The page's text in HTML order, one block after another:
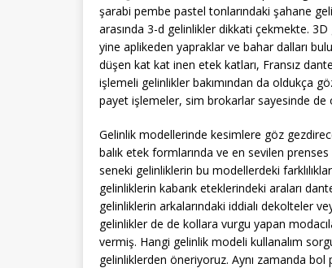
şarabi pembe pastel tonlarındaki şahane
arasında 3-d gelinlikler dikkati çekmekte.
yine aplikeden yapraklar ve bahar dalları
düşen kat kat inen etek katları, Fransız
işlemeli gelinlikler bakımından da oldukça
payet işlemeler, sim brokarlar sayesinde de
Gelinlik modellerinde kesimlere göz
balık etek formlarında ve en sevilen
seneki gelinliklerin bu modellerdeki
gelinliklerin kabarık eteklerindeki araları
gelinliklerin arkalarındaki iddialı dekolteler
gelinlikler de de kollara vurgu yapan
vermiş. Hangi gelinlik modeli kullanalım
gelinliklerden öneriyoruz. Aynı zamanda